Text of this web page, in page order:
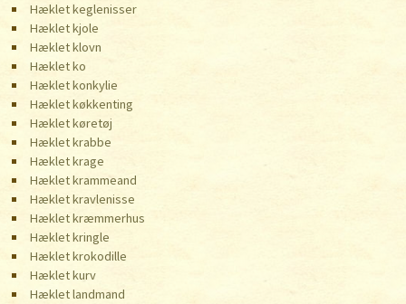
Hæklet keglenisser
Hæklet kjole
Hæklet klovn
Hæklet ko
Hæklet konkylie
Hæklet køkkenting
Hæklet køretøj
Hæklet krabbe
Hæklet krage
Hæklet krammeand
Hæklet kravlenisse
Hæklet kræmmerhus
Hæklet kringle
Hæklet krokodille
Hæklet kurv
Hæklet landmand